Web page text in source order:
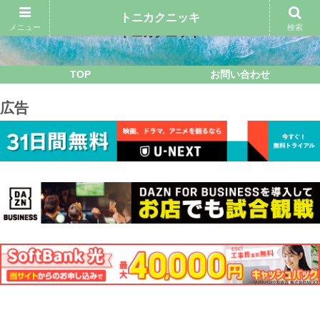
TOP お問い合わせ
広告
メニュー
トニカクニッキ
検索